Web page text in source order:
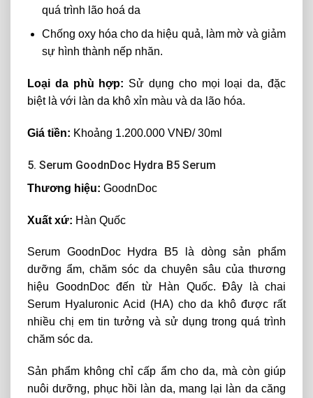
quá trình lão hoá da
Chống oxy hóa cho da hiệu quả, làm mờ và giảm
sự hình thành nếp nhăn.
Loại da phù hợp: Sử dụng cho mọi loại da, đặc
biệt là với làn da khô xỉn màu và da lão hóa.
Giá tiền: Khoảng 1.200.000 VNĐ/ 30ml
5. Serum GoodnDoc Hydra B5 Serum
Thương hiệu: GoodnDoc
Xuất xứ: Hàn Quốc
Serum GoodnDoc Hydra B5 là dòng sản phẩm
dưỡng ẩm, chăm sóc da chuyên sâu của thương
hiệu GoodnDoc đến từ Hàn Quốc. Đây là chai
Serum Hyaluronic Acid (HA) cho da khô được rất
nhiều chị em tin tưởng và sử dụng trong quá trình
chăm sóc da.
Sản phẩm không chỉ cấp ẩm cho da, mà còn giúp
nuôi dưỡng, phục hồi làn da, mang lại làn da căng